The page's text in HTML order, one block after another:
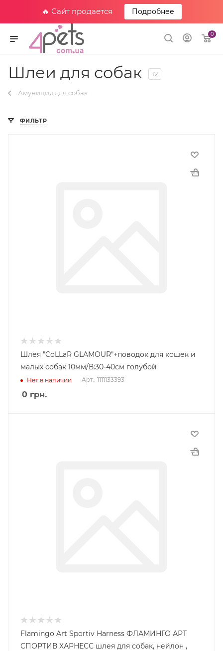
🔥 Сайт продается Подробнее
0
Шлеи для собак 12
Амуниция для собак
ФИЛЬТР
Шлея "CoLLaR GLAMOUR"+поводок для кошек и
малых собак 10мм/В:30-40см голубой
Нет в наличии Арт.: 1111133393
0 грн.
Flamingo Art Sportiv Harness ФЛАМИНГО АРТ
СПОРТИВ ХАРНЕСС шлея для собак, нейлон ,